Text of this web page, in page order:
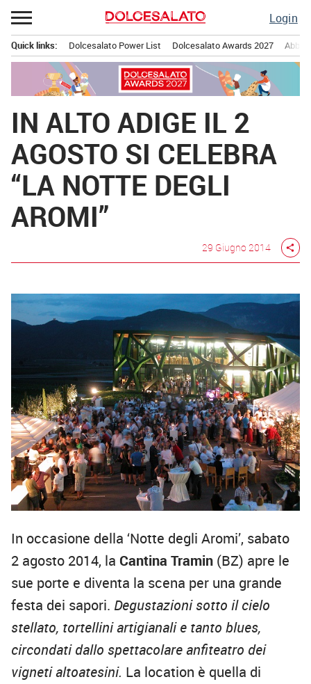
Passa
al
contenuto
Login
principale
Quick links: Dolcesalato Power List Dolcesalato Awards 2027
IN ALTO ADIGE IL 2
AGOSTO SI CELEBRA
“LA NOTTE DEGLI
AROMI”
29 Giugno 2014 share
In occasione della ‘Notte degli Aromi’, sabato
2 agosto 2014, la Cantina Tramin (BZ) apre le
sue porte e diventa la scena per una grande
festa dei sapori. Degustazioni sotto il cielo
stellato, tortellini artigianali e tanto blues,
circondati dallo spettacolare anfiteatro dei
vigneti altoatesini. La location è quella di